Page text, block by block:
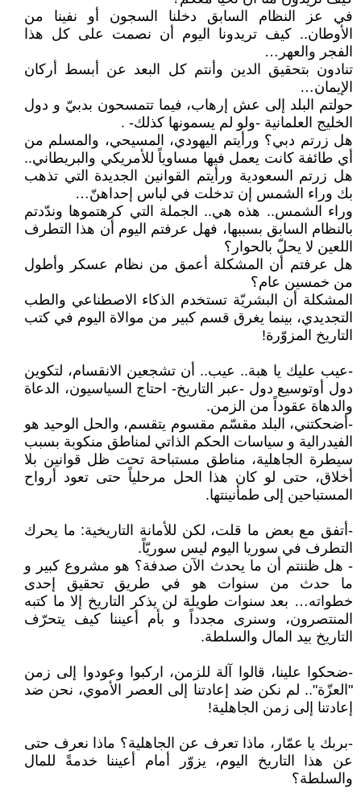
في عز النظام السابق دخلنا السجون أو نفينا من
الأوطان.. كيف تريدونا اليوم أن نصمت على كل هذا
الفجر والعهر…
تنادون بتحقيق الدين وأنتم كل البعد عن أبسط أركان
الإيمان…
حولتم البلد إلى عش إرهاب، فيما تتمسحون بدبيّ و دول
الخليج العلمانية -ولو لم يسمونها كذلك- .
هل زرتم دبي؟ ورأيتم اليهودي، المسيحي، والمسلم من
أي طائفة كانت يعمل فيها مساوياً للأمريكي والبريطاني..
هل زرتم السعودية ورأيتم القوانين الجديدة التي تذهب
بك وراء الشمس إن تدخلت في لباس إحداهنّ…
وراء الشمس.. هذه هي.. الجملة التي كرهتموها وندّدتم
بالنظام السابق بسببها، فهل عرفتم اليوم أن هذا التطرف
اللعين لا يحلّ بالحوار؟
هل عرفتم أن المشكلة أعمق من نظام عسكر وأطول
من خمسين عام؟
المشكلة أن البشريّة تستخدم الذكاء الاصطناعي والطب
التجديدي، بينما يغرق قسم كبير من موالاة اليوم في كتب
التاريخ المزوّرة!
-عيب عليك يا هبة.. عيب.. أن تشجعين الانقسام، لتكوين
دول أوتوسيع دول -عبر التاريخ- احتاج السياسيون، الدعاة
والدهاة عقوداً من الزمن.
-أضحكتني، البلد مقسّم مقسوم يتقسم، والحل الوحيد هو
الفيدرالية و سياسات الحكم الذاتي لمناطق منكوبة بسبب
سيطرة الجاهلية، مناطق مستباحة تحت ظل قوانين بلا
أخلاق، حتى لو كان هذا الحل مرحلياً حتى تعود أرواح
المستباحين إلى طمأنينتها.
-أتفق مع بعض ما قلت، لكن للأمانة التاريخية: ما يحرك
التطرف في سوريا اليوم ليس سوريّاً.
- هل ظننتم أن ما يحدث الآن صدفة؟ هو مشروع كبير و
ما حدث من سنوات هو في طريق تحقيق إحدى
خطواته… بعد سنوات طويلة لن يذكر التاريخ إلا ما كتبه
المنتصرون، وسنرى مجدداً و بأم أعيننا كيف يتحرّف
التاريخ بيد المال والسلطة.
-ضحكوا علينا، قالوا آلة للزمن، اركبوا وعودوا إلى زمن
"العزّة".. لم نكن ضد إعادتنا إلى العصر الأموي، نحن ضد
إعادتنا إلى زمن الجاهلية!
-بربك يا عمّار، ماذا تعرف عن الجاهلية؟ ماذا نعرف حتى
عن هذا التاريخ اليوم، يزوّر أمام أعيننا خدمةً للمال
والسلطة؟